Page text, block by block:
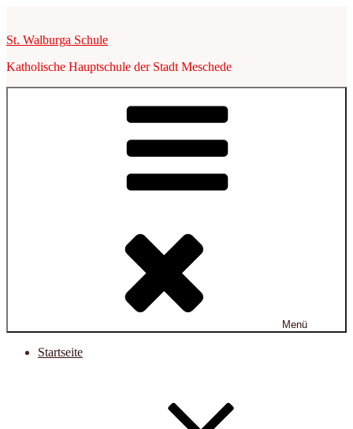
springen
St. Walburga Schule
Katholische Hauptschule der Stadt Meschede
Menü
Startseite